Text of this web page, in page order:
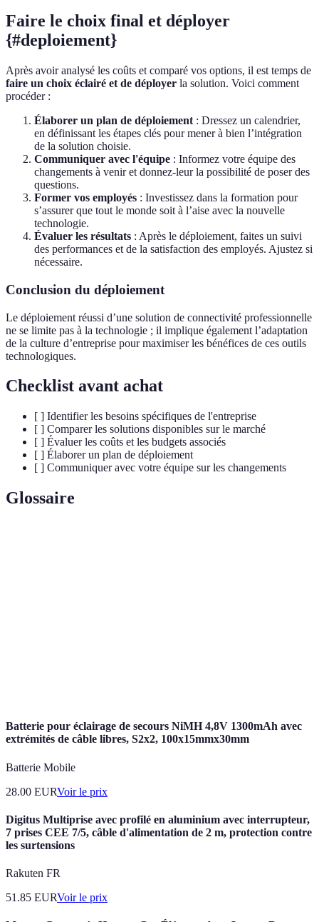
Faire le choix final et déployer
{#deploiement}
Après avoir analysé les coûts et comparé vos options, il est temps de
faire un choix éclairé et de déployer la solution. Voici comment
procéder :
Élaborer un plan de déploiement : Dressez un calendrier,
en définissant les étapes clés pour mener à bien l’intégration
de la solution choisie.
Communiquer avec l'équipe : Informez votre équipe des
changements à venir et donnez-leur la possibilité de poser des
questions.
Former vos employés : Investissez dans la formation pour
s’assurer que tout le monde soit à l’aise avec la nouvelle
technologie.
Évaluer les résultats : Après le déploiement, faites un suivi
des performances et de la satisfaction des employés. Ajustez si
nécessaire.
Conclusion du déploiement
Le déploiement réussi d’une solution de connectivité professionnelle
ne se limite pas à la technologie ; il implique également l’adaptation
de la culture d’entreprise pour maximiser les bénéfices de ces outils
technologiques.
Checklist avant achat
[ ] Identifier les besoins spécifiques de l'entreprise
[ ] Comparer les solutions disponibles sur le marché
[ ] Évaluer les coûts et les budgets associés
[ ] Élaborer un plan de déploiement
[ ] Communiquer avec votre équipe sur les changements
Glossaire
Batterie pour éclairage de secours NiMH 4,8V 1300mAh avec
extrémités de câble libres, S2x2, 100x15mmx30mm
Batterie Mobile
28.00 EURVoir le prix
Digitus Multiprise avec profilé en aluminium avec interrupteur,
7 prises CEE 7/5, câble d'alimentation de 2 m, protection contre
les surtensions
Rakuten FR
51.85 EURVoir le prix